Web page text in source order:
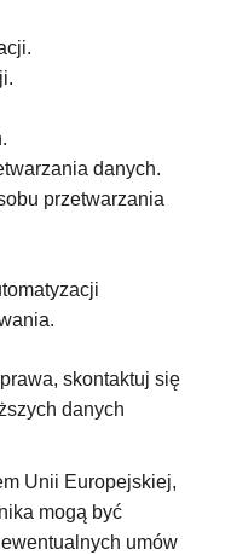
danych.
przetwarzania
skontaktuj się
danych
Unii Europejskiej,
mogą być
umów